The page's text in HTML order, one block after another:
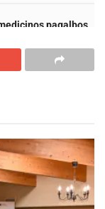
pagalbos
pratybos
Constantin